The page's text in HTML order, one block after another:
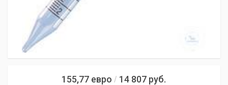
155,77 евро / 14 807 руб.